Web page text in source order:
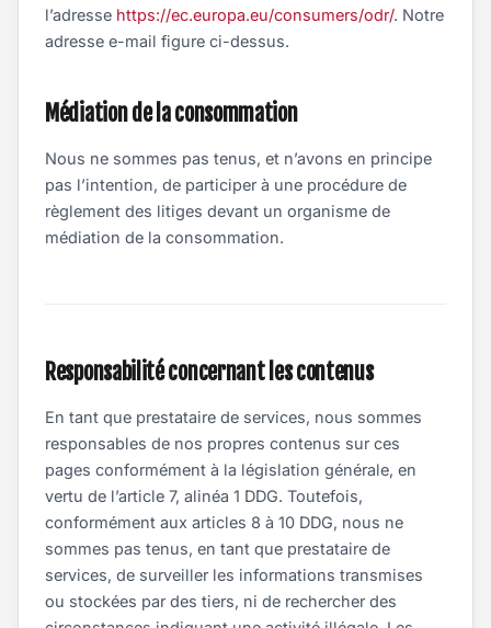
l’adresse https://ec.europa.eu/consumers/odr/. Notre
adresse e-mail figure ci-dessus.
Médiation de la consommation
Nous ne sommes pas tenus, et n’avons en principe
pas l’intention, de participer à une procédure de
règlement des litiges devant un organisme de
médiation de la consommation.
Responsabilité concernant les contenus
En tant que prestataire de services, nous sommes
responsables de nos propres contenus sur ces
pages conformément à la législation générale, en
vertu de l’article 7, alinéa 1 DDG. Toutefois,
conformément aux articles 8 à 10 DDG, nous ne
sommes pas tenus, en tant que prestataire de
services, de surveiller les informations transmises
ou stockées par des tiers, ni de rechercher des